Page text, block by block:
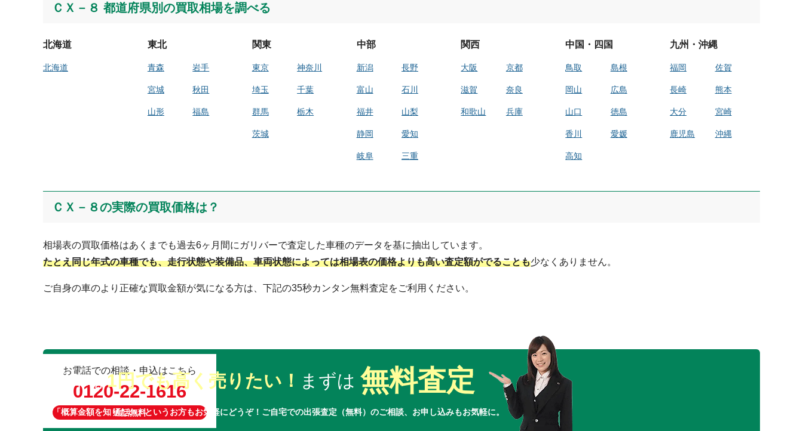
ＣＸ－８ 都道府県別の買取相場を調べる
北海道
北海道
東北
青森 岩手
宮城 秋田
山形 福島
関東
東京 神奈川
埼玉 千葉
群馬 栃木
茨城
中部
新潟 長野
富山 石川
福井 山梨
静岡 愛知
岐阜 三重
関西
大阪 京都
滋賀 奈良
和歌山 兵庫
中国・四国
鳥取 島根
岡山 広島
山口 徳島
香川 愛媛
高知
九州・沖縄
福岡 佐賀
長崎 熊本
大分 宮崎
鹿児島 沖縄
ＣＸ－８の実際の買取価格は？
相場表の買取価格はあくまでも過去6ヶ月間にガリバーで査定した車種のデータを基に抽出しています。
たとえ同じ年式の車種でも、走行状態や装備品、車両状態によっては相場表の価格よりも高い査定額がでることも少なくありません。
ご自身の車のより正確な買取金額が気になる方は、下記の35秒カンタン無料査定をご利用ください。
愛車は1円でも高く売りたい！ まずは 無料査定
「概算金額を知りたい」というお方もお気軽にどうぞ！ご自宅での出張査定（無料）のご相談、お申し込みもお気軽に。
お電話での相談・申込はこちら
0120-22-1616
通話無料